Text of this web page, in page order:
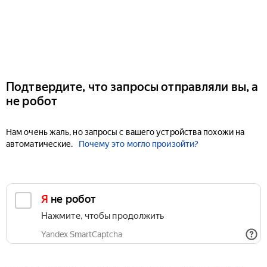
Подтвердите, что запросы отправляли вы, а
не робот
Нам очень жаль, но запросы с вашего устройства похожи на
автоматические.
Почему это могло произойти?
Я не робот
Нажмите, чтобы продолжить
Yandex SmartCaptcha